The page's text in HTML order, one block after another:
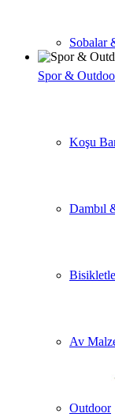
Sobalar
Spor &
Koşu
Dambıl
Av
Outdoor